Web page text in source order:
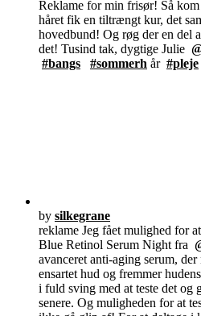
Reklame for min frisør! Så kom
håret fik en tiltrængt kur, det
hovedbund! Og røg der en del
det! Tusind tak, dygtige Julie
#bangs
#sommerh år #pleje
by silkegrane
reklame Jeg fået mulighed for
Blue Retinol Serum Night fra
avanceret anti-aging serum,
ensartet hud og fremmer
i fuld sving med at teste det og
senere. Og muligheden for at